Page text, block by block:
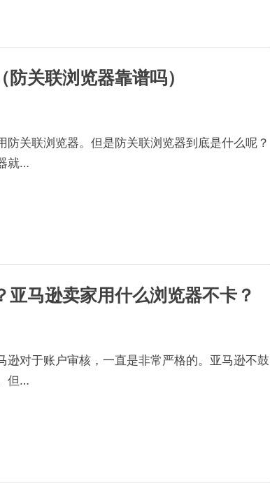
关联浏览器靠谱吗）
防关联浏览器。但是防关联浏览器到底是什么呢？
就…
亚马逊卖家用什么浏览器不卡？
逊对于账户审核，一直是非常严格的。亚马逊不鼓
但…